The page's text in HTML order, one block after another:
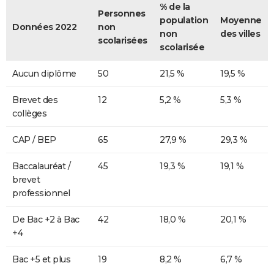
Données 2022
Personnes
non
scolarisées
% de la
population
non
scolarisée
Moyenne
des villes
Aucun diplôme 50 21,5 % 19,5 %
Brevet des
collèges
12 5,2 % 5,3 %
CAP / BEP 65 27,9 % 29,3 %
Baccalauréat /
brevet
professionnel
45 19,3 % 19,1 %
De Bac +2 à Bac
+4
42 18,0 % 20,1 %
Bac +5 et plus 19 8,2 % 6,7 %